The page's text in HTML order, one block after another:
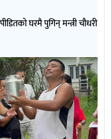
घरमै पुगिन् मन्त्री चौधरी